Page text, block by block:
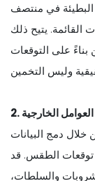
البطيئة في منتصف
القائمة. يتيح ذلك
على التوقعات
العوامل الخارجية
خلال دمج البيانات
توقعات الطقس. قد
والسلطات،